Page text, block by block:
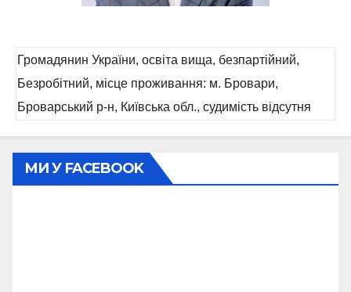
Громадянин України, освіта вища, безпартійний,
Безробітний, місце проживання: м. Бровари,
Броварський р-н, Київська обл., судимість відсутня
МИ У FACEBOOK